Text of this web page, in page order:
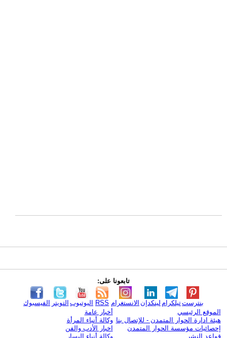
تابعونا على:
الفيسبوك التويتر اليوتيوب RSS الانستغرام لينكدإن تيلكرامبنترست
الموقع الرئيسي
هيئة ادارة الحوار المتمدن - للإتصال بنا
إحصائيات مؤسسة الحوار المتمدن
قواعد النشر
أخبار عامة
وكالة أنباء المرأة
اخبار الأدب والفن
وكالة أنباء اليسار